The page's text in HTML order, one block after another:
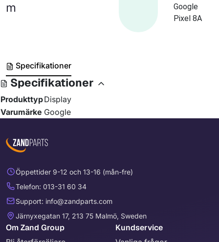
m
Google
Pixel 8A
Specifikationer
Specifikationer
ProdukttypDisplay
Varumärke Google
Öppettider 9-12 och 13-16 (mån-fre)
Telefon: 013-31 60 34
Support: info@zandparts.com
Järnyxegatan 17, 213 75 Malmö, Sweden
Om Zand Group Kundservice